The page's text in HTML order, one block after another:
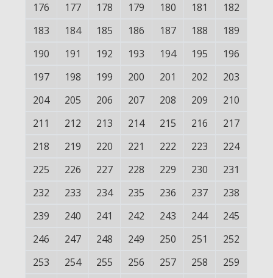
176
177 178 179 180 181
182
183
184 185 186 187 188
189
190
191 192 193 194 195
196
197
198 199 200 201 202
203
204
205 206 207 208 209
210
211
212 213 214 215 216
217
218
219 220 221 222 223
224
225
226 227 228 229 230
231
232
233 234 235 236 237
238
239
240 241 242 243 244
245
246
247 248 249 250 251
252
253
254 255 256 257 258
259